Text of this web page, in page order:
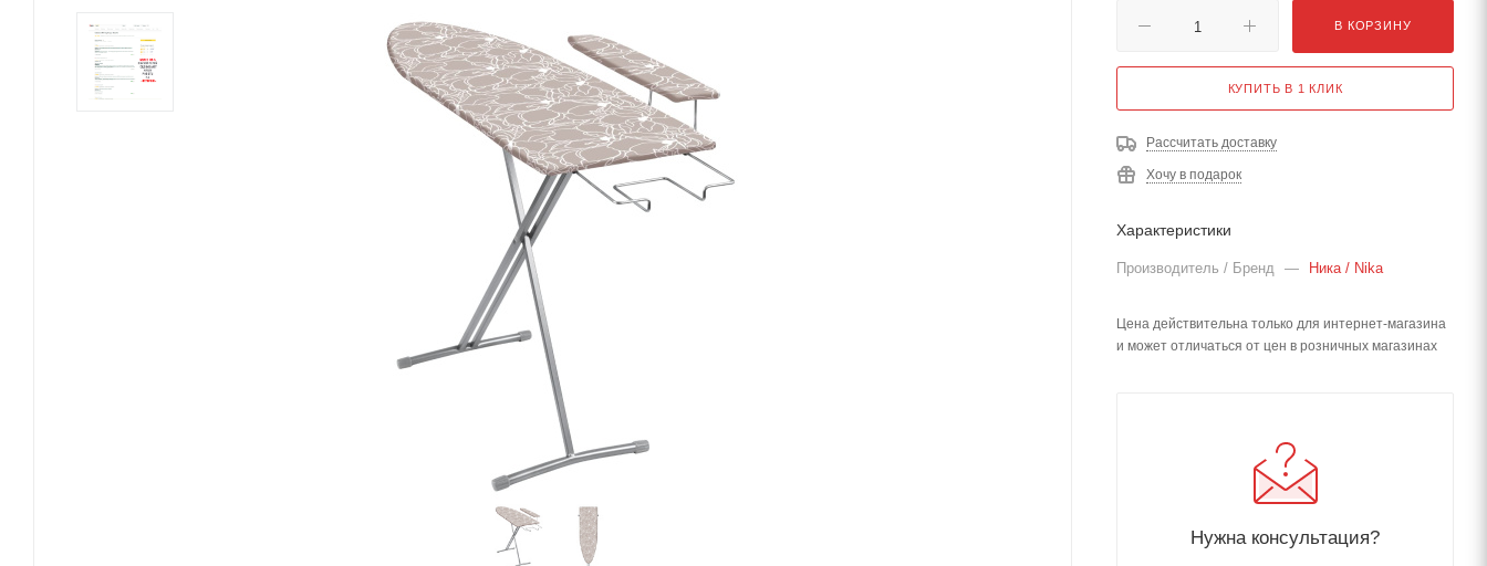
В КОРЗИНУ
КУПИТЬ В 1 КЛИК
Рассчитать доставку
Хочу в подарок
Характеристики
Производитель / Бренд — Ника / Nika
Цена действительна только для интернет-магазина
и может отличаться от цен в розничных магазинах
Нужна консультация?